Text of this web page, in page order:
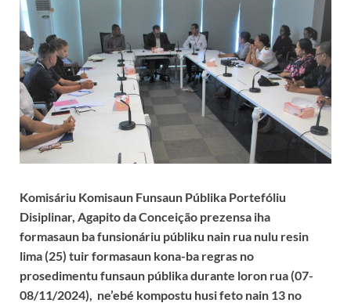
Komisáriu Komisaun Funsaun Públika Portefóliu
Disiplinar, Agapito da Conceição prezensa iha
formasaun ba funsionáriu públiku nain rua nulu resin
lima (25) tuir formasaun kona-ba regras no
prosedimentu funsaun públika durante loron rua (07-
08/11/2024), ne’ebé kompostu husi feto nain 13 no